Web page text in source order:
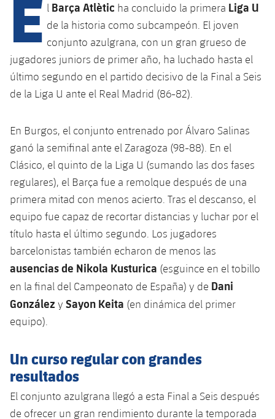
plusicon
más
Instalaciones
Palau Blaugrana
Estadi Johan Cruyff
Barça Cafe
Ciutat Esportiva
La Masia
plusicon
más
Servicios
Servicios Médicos
Accesibilidad
plusicon
más
Acreditaciones
Instalaciones
l Barça Atlètic ha concluido la primera Liga U
de la historia como subcampeón. El joven
conjunto azulgrana, con un gran grueso de
jugadores juniors de primer año, ha luchado hasta el
último segundo en el partido decisivo de la Final a Seis
de la Liga U ante el Real Madrid (86-82).
En Burgos, el conjunto entrenado por Álvaro Salinas
ganó la semifinal ante el Zaragoza (98-88). En el
Clásico, el quinto de la Liga U (sumando las dos fases
regulares), el Barça fue a remolque después de una
primera mitad con menos acierto. Tras el descanso, el
equipo fue capaz de recortar distancias y luchar por el
título hasta el último segundo. Los jugadores
barcelonistas también echaron de menos las
ausencias de Nikola Kusturica (esguince en el tobillo
en la final del Campeonato de España) y de Dani
González y Sayon Keita (en dinámica del primer
equipo).
Un curso regular con grandes
resultados
El conjunto azulgrana llegó a esta Final a Seis después
de ofrecer un gran rendimiento durante la temporada